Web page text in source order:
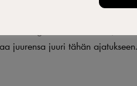
on hyvä sämpylä,
burgereissamme on se,
juurensa juuri tähän ajatukseen.